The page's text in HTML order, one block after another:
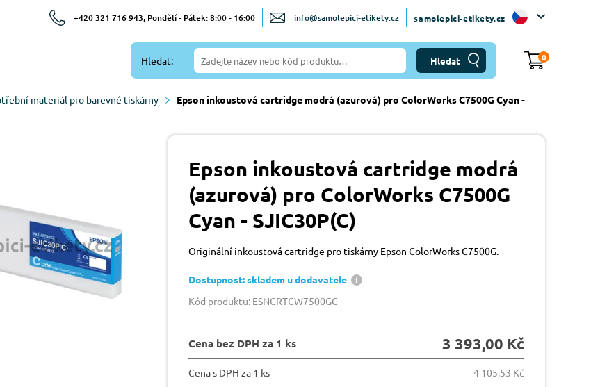
+420 321 716 943, Pondělí - Pátek: 8:00 - 16:00 info@samolepici-etikety.cz samolepici-etikety.cz
Hledat: 0
materiál pro barevné tiskárny
Epson inkoustová cartridge modrá (azurová) pro ColorWorks C7500G Cyan -
Epson inkoustová cartridge modrá
(azurová) pro ColorWorks C7500G
Cyan - SJIC30P(C)
Originální inkoustová cartridge pro tiskárny Epson ColorWorks C7500G.
Dostupnost: skladem u dodavatele
Kód produktu: ESNCRTCW7500GC
Cena bez DPH za 1 ks 3 393,00 Kč
Cena s DPH za 1 ks
4 105,53 Kč